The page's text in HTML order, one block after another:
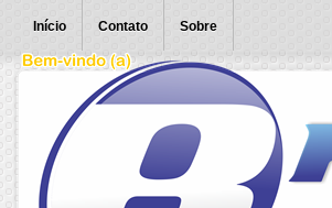
Início Contato Sobre